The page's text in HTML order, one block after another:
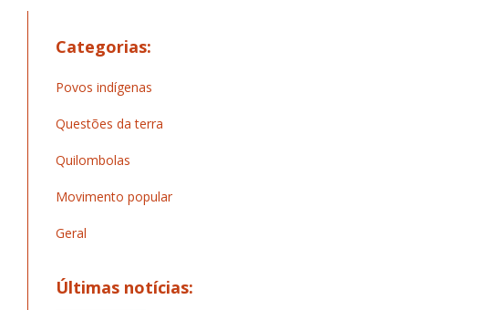
Categorias:
Povos indígenas
Questões da terra
Quilombolas
Movimento popular
Geral
Últimas notícias: